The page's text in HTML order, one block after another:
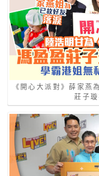
《開心大派對》薛家燕
莊子